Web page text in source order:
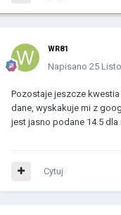
WR81
Napisano 25
Pozostaje jeszcze
dane, wyskakuje mi z
jest jasno podane 14.5 dla
Cytuj